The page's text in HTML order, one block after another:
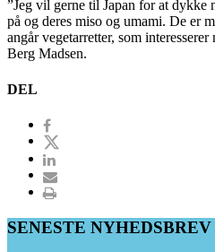
”Jeg vil gerne til Japan for at dykke
på og deres miso og umami. De er
angår vegetarretter, som
Berg Madsen.
DEL
SENESTE NYHEDSBREV